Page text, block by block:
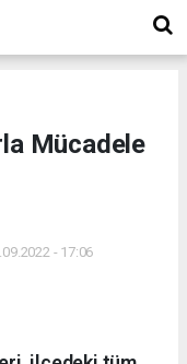
Mücadele
- 17:06